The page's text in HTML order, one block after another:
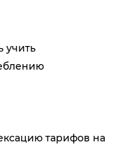
учить
тарифов на